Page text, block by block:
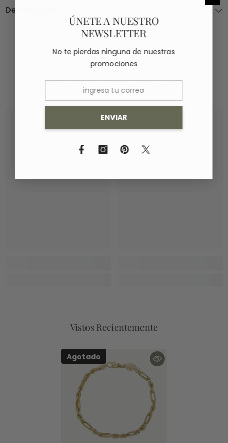
Devoluciones
También Te Recomendamos
Vistos Recientemente
Agotado
ÚNETE A NUESTRO
NEWSLETTER
No te pierdas ninguna de nuestras
promociones
ENVIAR